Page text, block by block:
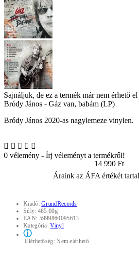
Sajnáljuk, de ez a termék már nem érhető
Bródy János - Gáz van, babám (LP)
Bródy János 2020-as nagylemeze vinylen.
0 vélemény - Írj véleményt a termékről!
14 990 Ft
Áraink az ÁFA értékét
Kiadó:GrundRecords
Súly: 485.00g
EAN: 5999860095613
Kategória:Vinyl
ⓘ
Elérhetőség:Nem elérhető